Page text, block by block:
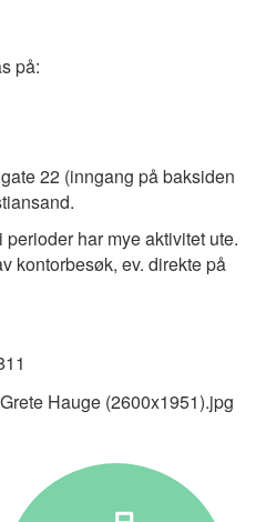
på:
22 (inngang på baksiden
har mye aktivitet ute.
kontorbesøk, ev. direkte på